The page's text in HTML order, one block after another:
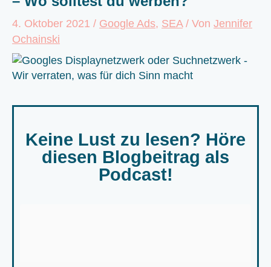
4. Oktober 2021 / Google Ads, SEA/ Von Jennifer
Ochainski
Keine Lust zu lesen? Höre
diesen Blogbeitrag als
Podcast!